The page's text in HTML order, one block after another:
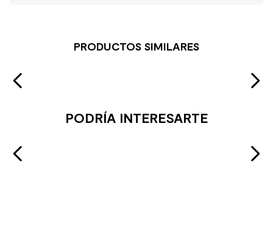
PRODUCTOS SIMILARES
PODRÍA INTERESARTE